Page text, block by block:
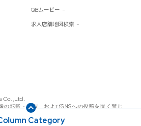
Category
QBムービー
求人店舗地図検索
Co.,Ltd.
の転載・複製、およびSNSへの投稿を固く禁じ